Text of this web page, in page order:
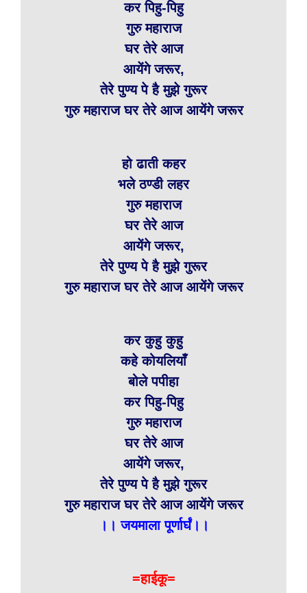
कर पिहु-पिहु
गुरु महाराज
घर तेरे आज
आयेंगे जरूर,
तेरे पुण्य पे है मुझे गुरूर
गुरु महाराज घर तेरे आज आयेंगे जरूर
हो ढाती कहर
भले ठण्डी लहर
गुरु महाराज
घर तेरे आज
आयेंगे जरूर,
तेरे पुण्य पे है मुझे गुरूर
गुरु महाराज घर तेरे आज आयेंगे जरूर
कर कुहु कुहु
कहे कोयलियाँ
बोले पपीहा
कर पिहु-पिहु
गुरु महाराज
घर तेरे आज
आयेंगे जरूर,
तेरे पुण्य पे है मुझे गुरूर
गुरु महाराज घर तेरे आज आयेंगे जरूर
।। जयमाला पूर्णार्घं।।
=हाईकू=